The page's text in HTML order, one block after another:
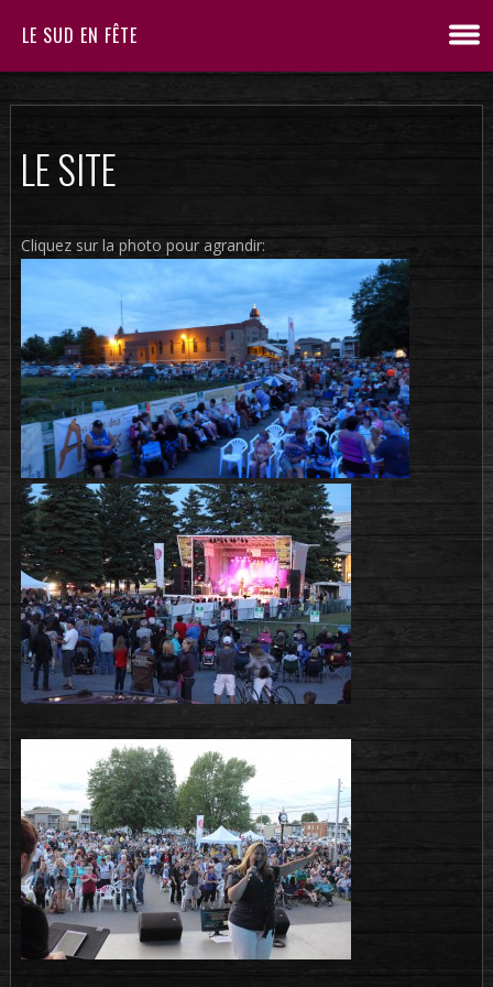
LE SUD EN FÊTE
LE SITE
Cliquez sur la photo pour agrandir: